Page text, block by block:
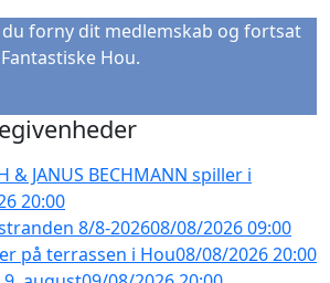
du forny dit medlemskab og fortsat
Hou.
& JANUS BECHMANN spiller i
20:00
8/8-202608/08/2026 09:00
på terrassen i Hou08/08/2026 20:00